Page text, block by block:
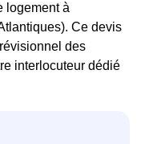
logement à
Ce devis
des
interlocuteur dédié